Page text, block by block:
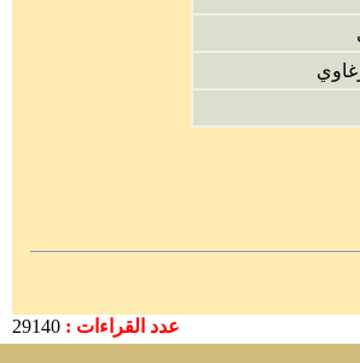
عدد القراءات : 29140